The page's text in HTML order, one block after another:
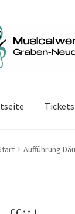
Tickets
Aufführung